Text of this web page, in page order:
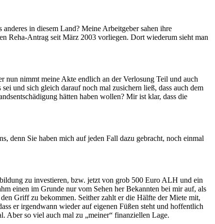
in diesem Land? Meine Arbeitgeber sahen ihre
Reha-Antrag seit März 2003 vorliegen. Dort wiederum sieht man
nimmt meine Akte endlich an der Verlosung Teil und auch
und sich gleich darauf noch mal zusichern ließ, dass auch dem
hätten haben wollen? Mir ist klar, dass die
denn Sie haben mich auf jeden Fall dazu gebracht, noch einmal
zu investieren, bzw. jetzt von grob 500 Euro ALH und ein
einen im Grunde nur vom Sehen her Bekannten bei mir auf, als
Griff zu bekommen. Seither zahlt er die Hälfte der Miete mit,
er irgendwann wieder auf eigenen Füßen steht und hoffentlich
Aber so viel auch mal zu „meiner“ finanziellen Lage.